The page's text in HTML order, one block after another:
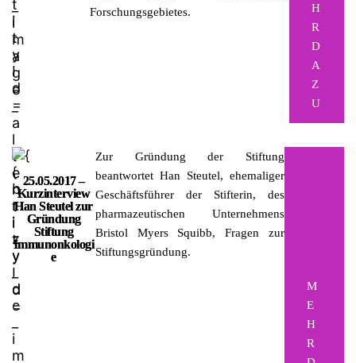
Forschungsgebietes.
H
R
D
A
Z
U
25.05.2017 –
Kurzinterview
Han Steutel zur
Gründung
Stiftung
Immunonkologi
e
Zur Gründung der Stiftung
beantwortet Han Steutel, ehemaliger
Geschäftsführer der Stifterin, des
pharmazeutischen Unternehmens
Bristol Myers Squibb, Fragen zur
Stiftungsgründung.
M
E
H
R